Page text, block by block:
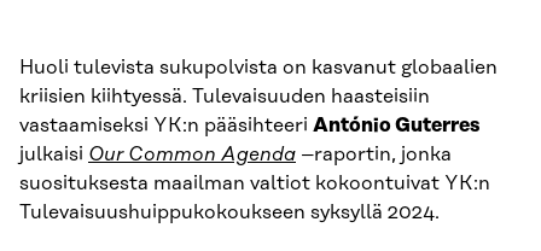
Huoli tulevista sukupolvista on kasvanut globaalien
kriisien kiihtyessä. Tulevaisuuden haasteisiin
vastaamiseksi YK:n pääsihteeri António Guterres
julkaisi Our Common Agenda –raportin, jonka
suosituksesta maailman valtiot kokoontuivat YK:n
Tulevaisuushuippukokoukseen syksyllä 2024.